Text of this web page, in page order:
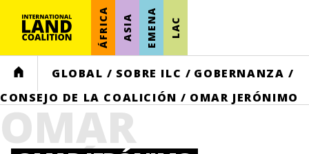
ÁFRICA ASIA EMENA LAC
HOME GLOBAL / SOBRE ILC / GOBERNANZA /
CONSEJO DE LA COALICIÓN / OMAR JERÓNIMO
OMAR